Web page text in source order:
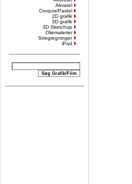
Akvarel
Croquis/Pastel
2D grafik
3D grafik
3D Sketchup
Oliemalerier
Stregtegninger
iPad